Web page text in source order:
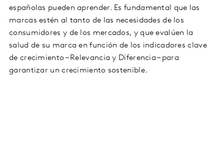
españolas pueden aprender. Es fundamental que las
marcas estén al tanto de las necesidades de los
consumidores y de los mercados, y que evalúen la
salud de su marca en función de los indicadores clave
de crecimiento – Relevancia y Diferencia – para
garantizar un crecimiento sostenible.